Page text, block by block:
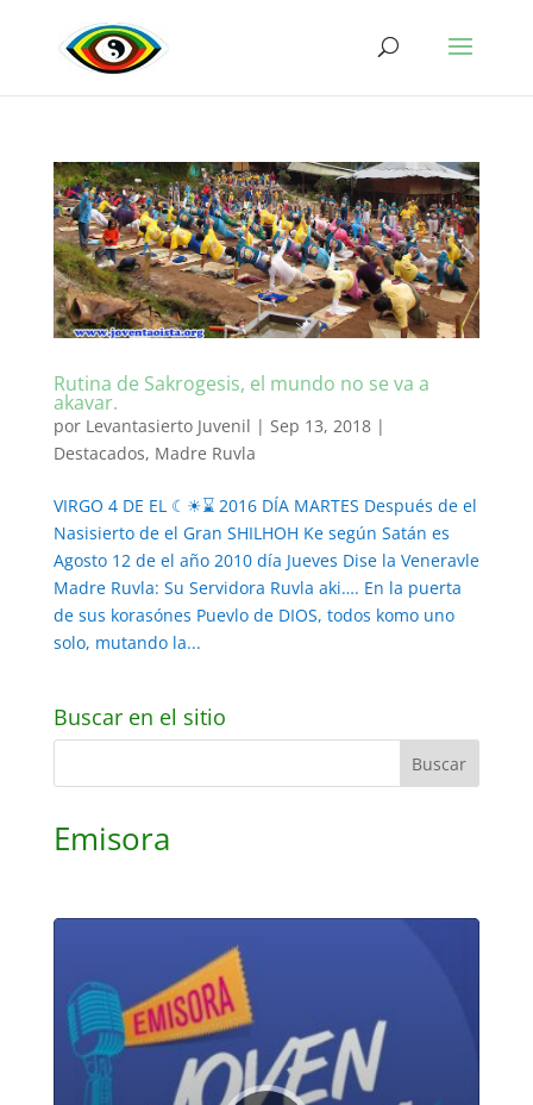
Rutina de Sakrogesis, el mundo no se va a
akavar.
por Levantasierto Juvenil | Sep 13, 2018|
Destacados, Madre Ruvla
VIRGO 4 DE EL ☾☀⌛ 2016 DÍA MARTES Después de el
Nasisierto de el Gran SHILHOH Ke según Satán es
Agosto 12 de el año 2010 día Jueves Dise la Veneravle
Madre Ruvla: Su Servidora Ruvla aki…. En la puerta
de sus korasónes Puevlo de DIOS, todos komo uno
solo, mutando la...
Buscar en el sitio
Emisora
Reproductor